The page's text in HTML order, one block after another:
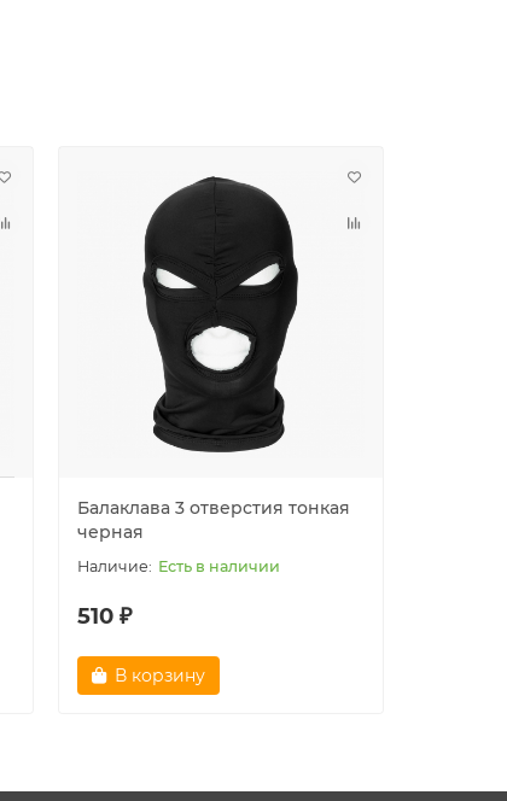
Балаклава 3 отверстия тонкая
черная
Есть в наличии
510 ₽
В корзину